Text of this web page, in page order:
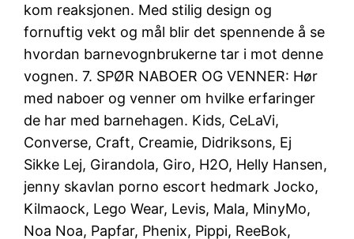
kom reaksjonen. Med stilig design og
fornuftig vekt og mål blir det spennende å se
hvordan barnevognbrukerne tar i mot denne
vognen. 7. SPØR NABOER OG VENNER: Hør
med naboer og venner om hvilke erfaringer
de har med barnehagen. Kids, CeLaVi,
Converse, Craft, Creamie, Didriksons, Ej
Sikke Lej, Girandola, Giro, H2O, Helly Hansen,
jenny skavlan porno escort hedmark Jocko,
Kilmaock, Lego Wear, Levis, Mala, MinyMo,
Noa Noa, Papfar, Phenix, Pippi, ReeBok,